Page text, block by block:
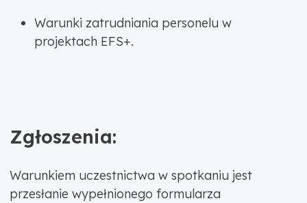
Warunki zatrudniania personelu w
projektach EFS+.
Zgłoszenia:
Warunkiem uczestnictwa w spotkaniu jest
przesłanie wypełnionego formularza